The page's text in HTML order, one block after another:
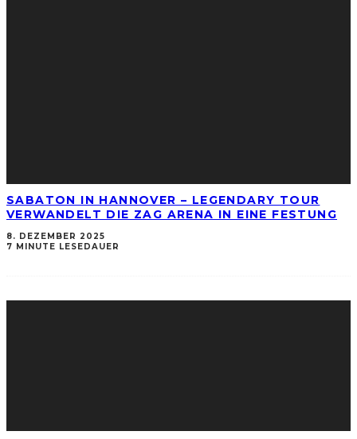
SABATON IN HANNOVER – LEGENDARY TOUR
VERWANDELT DIE ZAG ARENA IN EINE FESTUNG
8. DEZEMBER 2025
7 MINUTE LESEDAUER